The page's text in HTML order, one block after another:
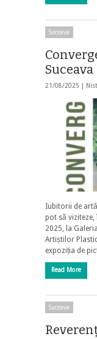
Suceava
Suceava
21/08/2025 |
Iubitorii de
pot să
2025, la
Artiștilor
expoziția de
Read More
Suceava